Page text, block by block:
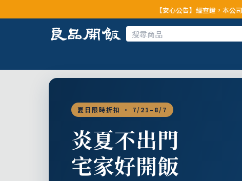
【安心公告】經查證，本公司全品項與上游供
夏日限時折扣 · 7/21–8/7
炎夏不出門
宅家好開飯